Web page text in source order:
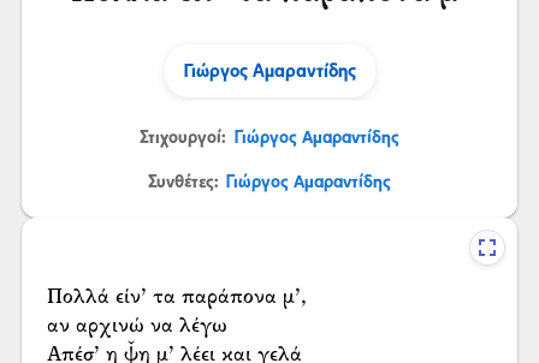
Γιώργος Αμαραντίδης
Στιχουργοί: Γιώργος Αμαραντίδης
Συνθέτες: Γιώργος Αμαραντίδης
Πολλά είν’ τα παράπονα μ’,
αν αρχινώ να λέγω
Απέσ’ η ψ̌η μ’ λέει και γελά